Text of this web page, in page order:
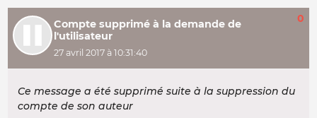
Compte supprimé à la demande de
l'utilisateur
27 avril 2017 à 10:31:40
0
Ce message a été supprimé suite à la suppression du
compte de son auteur